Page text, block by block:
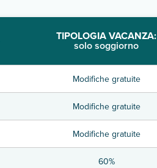
TIPOLOGIA VACANZA:
solo soggiorno
Modifiche gratuite
Modifiche gratuite
Modifiche gratuite
60%